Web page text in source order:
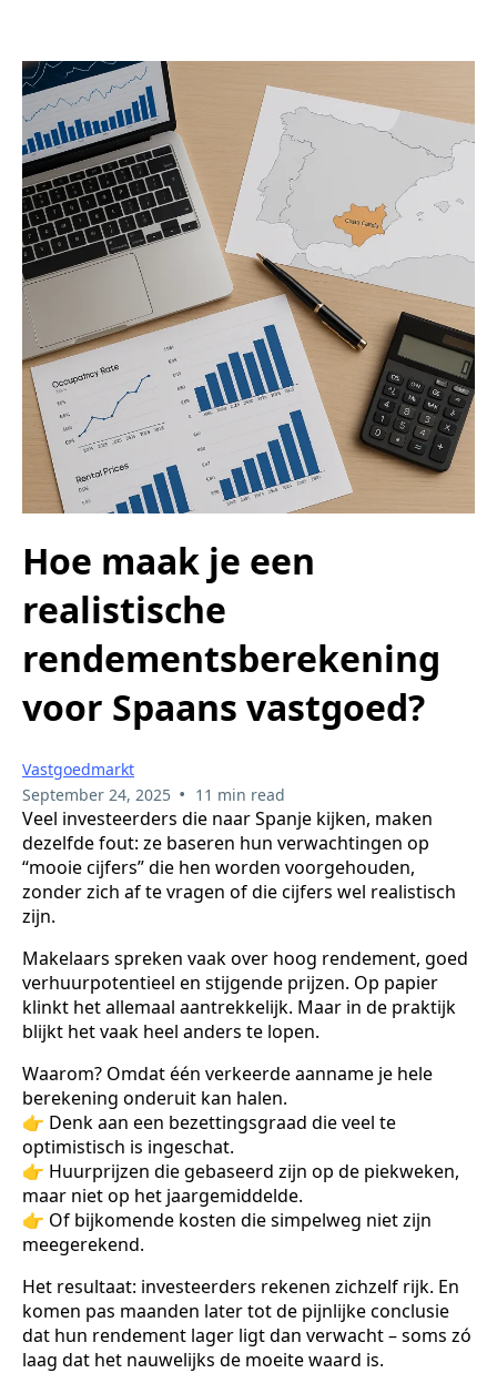
Hoe maak je een
realistische
rendementsberekening
voor Spaans vastgoed?
Vastgoedmarkt
September 24, 2025 • 11 min read
Veel investeerders die naar Spanje kijken, maken
dezelfde fout: ze baseren hun verwachtingen op
“mooie cijfers” die hen worden voorgehouden,
zonder zich af te vragen of die cijfers wel realistisch
zijn.
Makelaars spreken vaak over hoog rendement, goed
verhuurpotentieel en stijgende prijzen. Op papier
klinkt het allemaal aantrekkelijk. Maar in de praktijk
blijkt het vaak heel anders te lopen.
Waarom? Omdat één verkeerde aanname je hele
berekening onderuit kan halen.
👉 Denk aan een bezettingsgraad die veel te
optimistisch is ingeschat.
👉 Huurprijzen die gebaseerd zijn op de piekweken,
maar niet op het jaargemiddelde.
👉 Of bijkomende kosten die simpelweg niet zijn
meegerekend.
Het resultaat: investeerders rekenen zichzelf rijk. En
komen pas maanden later tot de pijnlijke conclusie
dat hun rendement lager ligt dan verwacht – soms zó
laag dat het nauwelijks de moeite waard is.